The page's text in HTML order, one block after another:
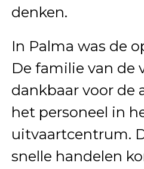
denken.
In Palma was de
De familie van de
dankbaar voor de
het personeel in
uitvaartcentrum.
snelle handelen